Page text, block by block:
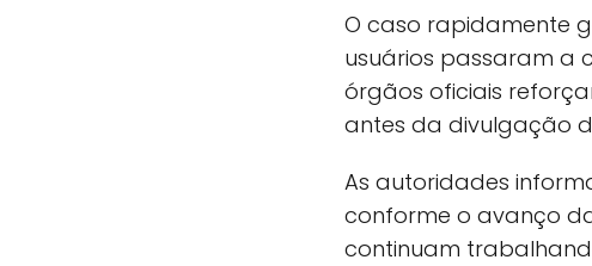
O caso rapidamente
usuários passaram a
órgãos oficiais
antes da divulgação
As autoridades
conforme o avanço
continuam